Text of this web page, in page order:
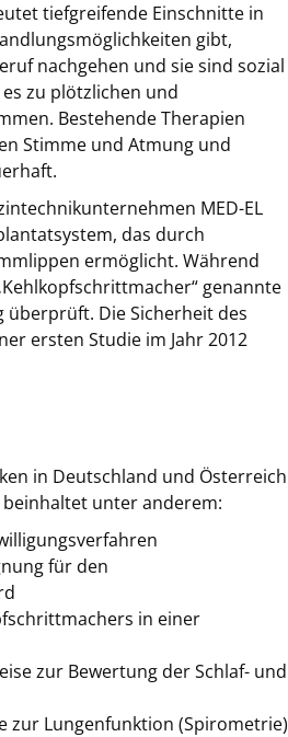
tiefgreifende Einschnitte in
gibt,
nachgehen und sie sind sozial
zu plötzlichen und
Bestehende Therapien
Stimme und Atmung und
MED-EL
das durch
ermöglicht. Während
genannte
überprüft. Die Sicherheit des
ersten Studie im Jahr 2012
in Deutschland und Österreich
unter anderem:
für den
in einer
zur Bewertung der Schlaf- und
zur Lungenfunktion (Spirometrie)